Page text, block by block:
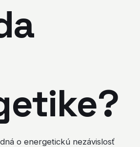
o energetickú nezávislosť